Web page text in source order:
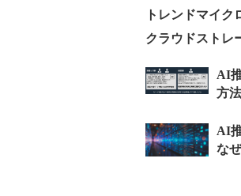
トレンドマイ
クラウドストレ